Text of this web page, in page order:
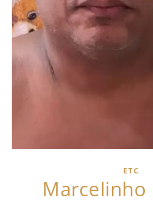
ETC
Marcelinho